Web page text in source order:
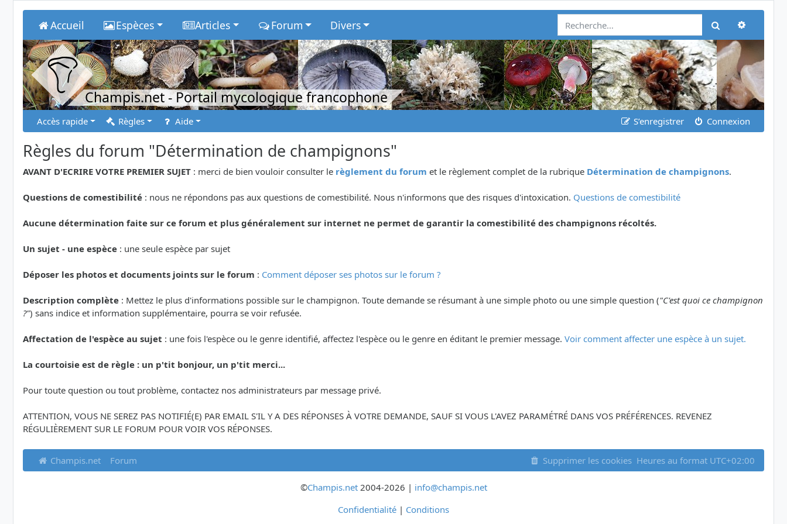
Accueil Espèces Articles Forum Divers Rechercher
Champis.net- Portail mycologique francophone
Accès rapide Règles Aide S’enregistrer Connexion
Règles du forum "Détermination de champignons"
AVANT D'ECRIRE VOTRE PREMIER SUJET : merci de bien vouloir consulter le règlement du forum et le règlement complet de la rubrique Détermination de champignons.
Questions de comestibilité : nous ne répondons pas aux questions de comestibilité. Nous n'informons que des risques d'intoxication. Questions de comestibilité
Aucune détermination faite sur ce forum et plus généralement sur internet ne permet de garantir la comestibilité des champignons récoltés.
Un sujet - une espèce : une seule espèce par sujet
Déposer les photos et documents joints sur le forum : Comment déposer ses photos sur le forum ?
Description complète : Mettez le plus d'informations possible sur le champignon. Toute demande se résumant à une simple photo ou une simple question ("C'est quoi ce champignon
?") sans indice et information supplémentaire, pourra se voir refusée.
Affectation de l'espèce au sujet : une fois l'espèce ou le genre identifié, affectez l'espèce ou le genre en éditant le premier message. Voir comment affecter une espèce à un sujet.
La courtoisie est de règle : un p'tit bonjour, un p'tit merci...
Pour toute question ou tout problème, contactez nos administrateurs par message privé.
ATTENTION, VOUS NE SEREZ PAS NOTIFIÉ(E) PAR EMAIL S'IL Y A DES RÉPONSES À VOTRE DEMANDE, SAUF SI VOUS L'AVEZ PARAMÉTRÉ DANS VOS PRÉFÉRENCES. REVENEZ
RÉGULIÈREMENT SUR LE FORUM POUR VOIR VOS RÉPONSES.
Champis.net Forum Supprimer les cookies Heures au format UTC+02:00
©Champis.net2004-2026 | info@champis.net
Confidentialité | Conditions